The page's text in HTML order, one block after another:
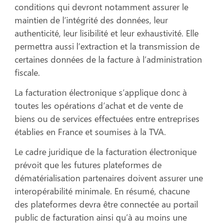
conditions qui devront notamment assurer le
maintien de l’intégrité des données, leur
authenticité, leur lisibilité et leur exhaustivité. Elle
permettra aussi l’extraction et la transmission de
certaines données de la facture à l’administration
fiscale.
La facturation électronique s’applique donc à
toutes les opérations d’achat et de vente de
biens ou de services effectuées entre entreprises
établies en France et soumises à la TVA.
Le cadre juridique de la facturation électronique
prévoit que les futures plateformes de
dématérialisation partenaires doivent assurer une
interopérabilité minimale. En résumé, chacune
des plateformes devra être connectée au portail
public de facturation ainsi qu’à au moins une